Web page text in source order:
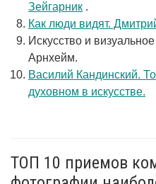
Зейгарник .
Как люди видят.
Искусство и
Арнхейм.
Василий Кандинский.
духовном в искусстве.
ТОП 10 приемов